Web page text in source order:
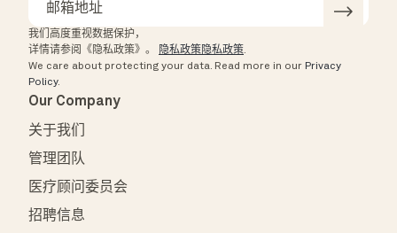
我们高度重视数据保护，
详情请参阅《隐私政策》。
隐私政策隐私政策.
We care about protecting your data. Read more in our Privacy
Policy.
Our Company
关于我们
管理团队
医疗顾问委员会
招聘信息